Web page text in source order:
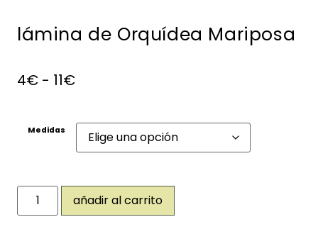
lámina de Orquídea Mariposa
4€ - 11€
Medidas
añadir al carrito